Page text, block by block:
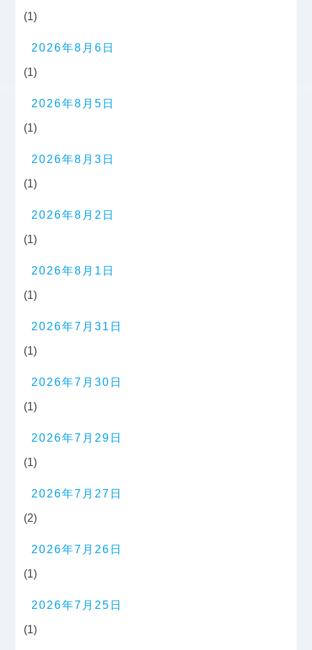
(1)
2026年8月6日
(1)
2026年8月5日
(1)
2026年8月3日
(1)
2026年8月2日
(1)
2026年8月1日
(1)
2026年7月31日
(1)
2026年7月30日
(1)
2026年7月29日
(1)
2026年7月27日
(2)
2026年7月26日
(1)
2026年7月25日
(1)